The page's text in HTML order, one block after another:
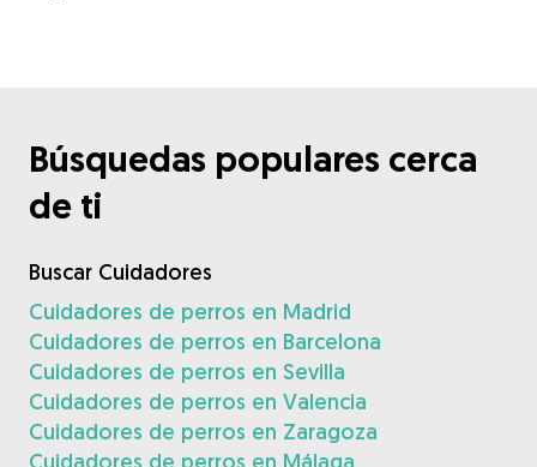
Búsquedas populares cerca
de ti
Buscar Cuidadores
Cuidadores de perros en Madrid
Cuidadores de perros en Barcelona
Cuidadores de perros en Sevilla
Cuidadores de perros en Valencia
Cuidadores de perros en Zaragoza